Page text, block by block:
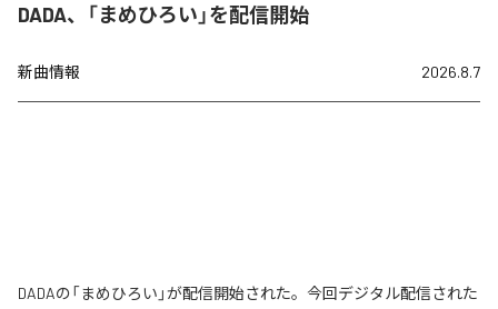
DADA、「まめひろい」を配信開始
新曲情報 2026.8.7
DADAの「まめひろい」が配信開始された。今回デジタル配信された